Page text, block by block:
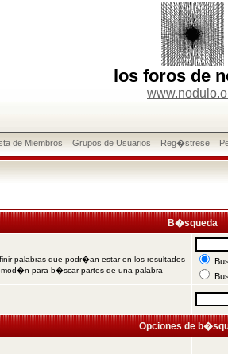
los foros de
de Miembros Grupos de Usuarios Reg�strese
B�squeda
palabras que podr�an estar en los resultados
para b�scar partes de una palabra
Opciones de